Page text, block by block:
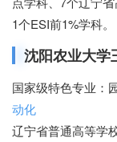
1个ESI前1%学科。
沈阳农业大学
国家级特色专业：
动化
辽宁省普通高等学